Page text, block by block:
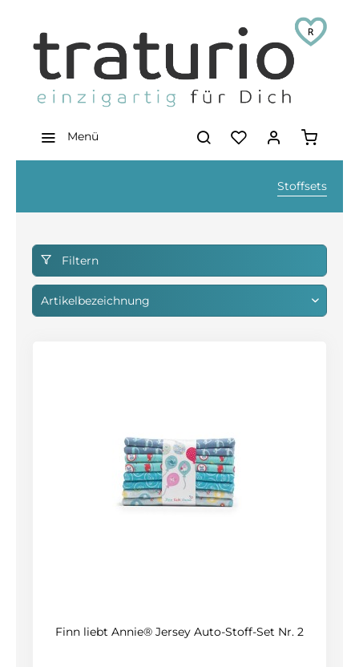
Menü
Stoffsets
Filtern
Finn liebt Annie® Jersey Auto-Stoff-Set Nr. 2